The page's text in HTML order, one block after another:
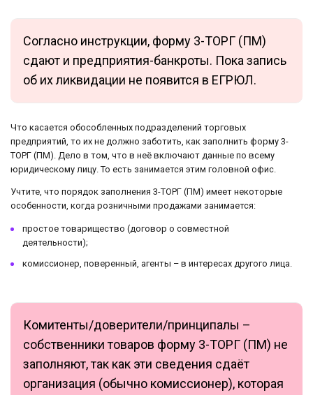
Согласно инструкции, форму 3-ТОРГ (ПМ)
сдают и предприятия-банкроты. Пока запись
об их ликвидации не появится в ЕГРЮЛ.
Что касается обособленных подразделений торговых
предприятий, то их не должно заботить, как заполнить форму 3-
ТОРГ (ПМ). Дело в том, что в неё включают данные по всему
юридическому лицу. То есть занимается этим головной офис.
Учтите, что порядок заполнения 3-ТОРГ (ПМ) имеет некоторые
особенности, когда розничными продажами занимается:
простое товарищество (договор о совместной
деятельности);
комиссионер, поверенный, агенты – в интересах другого лица.
Комитенты/доверители/принципалы –
собственники товаров форму 3-ТОРГ (ПМ) не
заполняют, так как эти сведения сдаёт
организация (обычно комиссионер), которая